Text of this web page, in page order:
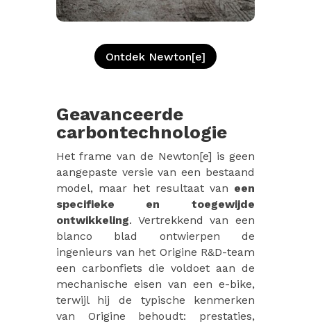
Ontdek Newton[e]
Geavanceerde
carbontechnologie
Het frame van de Newton[e] is geen
aangepaste versie van een bestaand
model, maar het resultaat van een
specifieke en toegewijde
ontwikkeling. Vertrekkend van een
blanco blad ontwierpen de
ingenieurs van het Origine R&D-team
een carbonfiets die voldoet aan de
mechanische eisen van een e-bike,
terwijl hij de typische kenmerken
van Origine behoudt: prestaties,